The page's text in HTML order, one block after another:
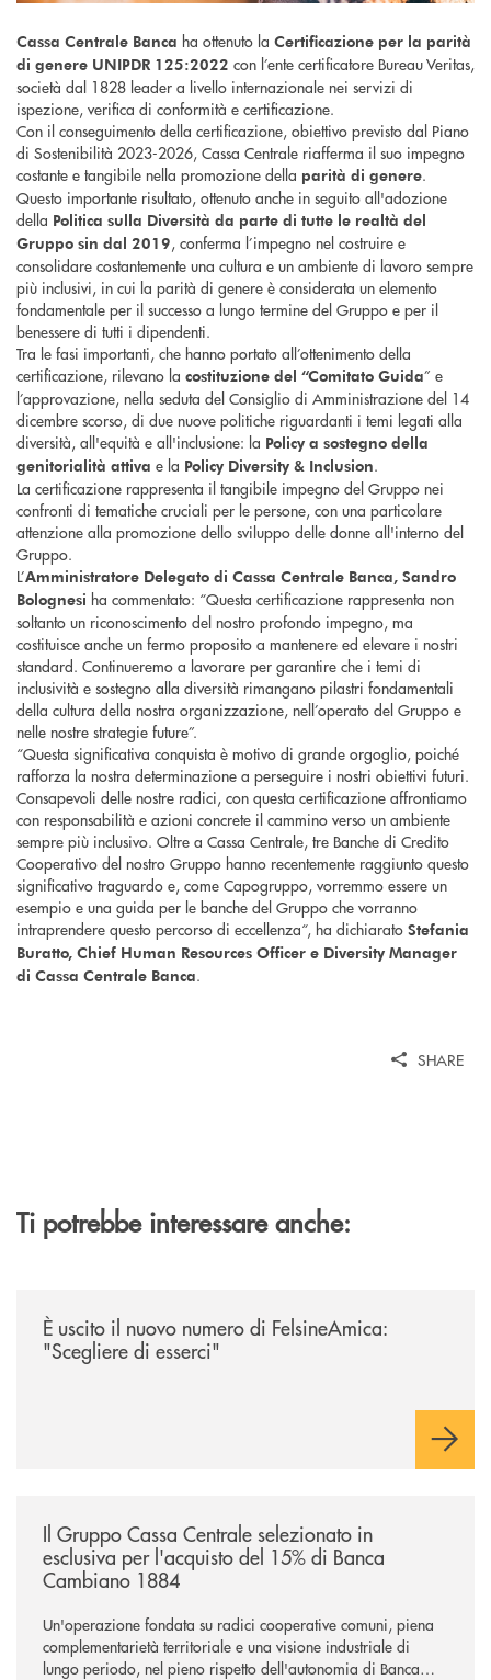
Cassa Centrale Banca ha ottenuto la Certificazione per la parità
di genere UNIPDR 125:2022 con l’ente certificatore Bureau Veritas,
società dal 1828 leader a livello internazionale nei servizi di
ispezione, verifica di conformità e certificazione.
Con il conseguimento della certificazione, obiettivo previsto dal Piano
di Sostenibilità 2023-2026, Cassa Centrale riafferma il suo impegno
costante e tangibile nella promozione della parità di genere.
Questo importante risultato, ottenuto anche in seguito all'adozione
della Politica sulla Diversità da parte di tutte le realtà del
Gruppo sin dal 2019, conferma l’impegno nel costruire e
consolidare costantemente una cultura e un ambiente di lavoro sempre
più inclusivi, in cui la parità di genere è considerata un elemento
fondamentale per il successo a lungo termine del Gruppo e per il
benessere di tutti i dipendenti.
Tra le fasi importanti, che hanno portato all’ottenimento della
certificazione, rilevano la costituzione del “Comitato Guida” e
l’approvazione, nella seduta del Consiglio di Amministrazione del 14
dicembre scorso, di due nuove politiche riguardanti i temi legati alla
diversità, all'equità e all'inclusione: la Policy a sostegno della
genitorialità attiva e la Policy Diversity & Inclusion.
La certificazione rappresenta il tangibile impegno del Gruppo nei
confronti di tematiche cruciali per le persone, con una particolare
attenzione alla promozione dello sviluppo delle donne all'interno del
Gruppo.
L’Amministratore Delegato di Cassa Centrale Banca, Sandro
Bolognesi ha commentato: “Questa certificazione rappresenta non
soltanto un riconoscimento del nostro profondo impegno, ma
costituisce anche un fermo proposito a mantenere ed elevare i nostri
standard. Continueremo a lavorare per garantire che i temi di
inclusività e sostegno alla diversità rimangano pilastri fondamentali
della cultura della nostra organizzazione, nell’operato del Gruppo e
nelle nostre strategie future”.
“Questa significativa conquista è motivo di grande orgoglio, poiché
rafforza la nostra determinazione a perseguire i nostri obiettivi futuri.
Consapevoli delle nostre radici, con questa certificazione affrontiamo
con responsabilità e azioni concrete il cammino verso un ambiente
sempre più inclusivo. Oltre a Cassa Centrale, tre Banche di Credito
Cooperativo del nostro Gruppo hanno recentemente raggiunto questo
significativo traguardo e, come Capogruppo, vorremmo essere un
esempio e una guida per le banche del Gruppo che vorranno
intraprendere questo percorso di eccellenza“, ha dichiarato Stefania
Buratto, Chief Human Resources Officer e Diversity Manager
di Cassa Centrale Banca.
SHARE
Ti potrebbe interessare anche:
È uscito il nuovo numero di FelsineAmica:
"Scegliere di esserci"
Il Gruppo Cassa Centrale selezionato in
esclusiva per l'acquisto del 15% di Banca
Cambiano 1884
Un'operazione fondata su radici cooperative comuni, piena
complementarietà territoriale e una visione industriale di
lungo periodo, nel pieno rispetto dell'autonomia di Banca